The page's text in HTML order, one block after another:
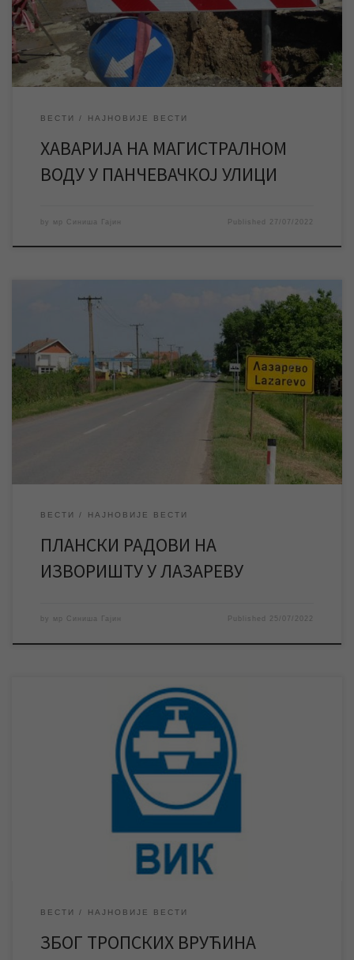
притиска воде у мрежи може доћи у рејону око насеља
Шећерана. Екипе ЈКП „Водовод […]
ВЕСТИ НАЈНОВИЈЕ ВЕСТИ
ХАВАРИЈА НА МАГИСТРАЛНОМ
ВОДУ У ПАНЧЕВАЧКОЈ УЛИЦИ
by мр Синиша Гајин Published 27/07/2022
У уторак 26. јула ЈКП „Водовод и канализација“ изводиће
планске радове на редовном одржавању изворишту у
Лазареву, због чега ће ово насељено место у преподневним
часовима бити два сата без воде. У уторак 26. јула ЈКП
„Водовод и канализација“ Зрењанин изводиће планске радове
на редовном одржавању изворишта у Лазареву одакле […]
ВЕСТИ НАЈНОВИЈЕ ВЕСТИ
ПЛАНСКИ РАДОВИ НА
ИЗВОРИШТУ У ЛАЗАРЕВУ
by мр Синиша Гајин Published 25/07/2022
Према најавама метеоролога наредних дана температуре
ваздуха достизаће и 44 степена Целзијуса. Потрошња воде
бележи историјске максимуме, али је и поред тога систем
водоснабдевања у Зрењанину стабилан, а да би се такво
стање одржало неопходно је да се у наредним данима вода
троши рационално. Према најавама метеоролога талас
ВЕСТИ НАЈНОВИЈЕ ВЕСТИ
ЗБОГ ТРОПСКИХ ВРУЋИНА